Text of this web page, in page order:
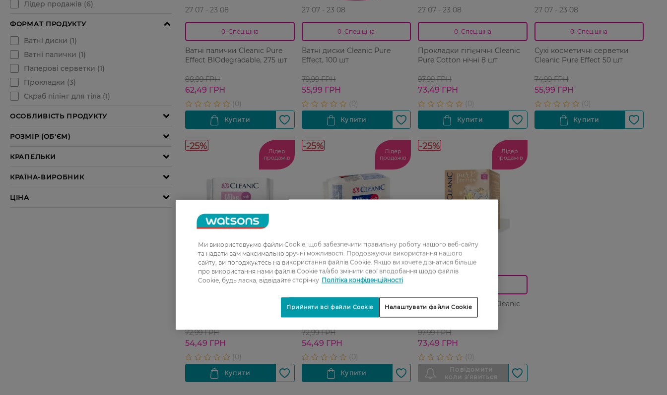
27 07 - 23 08
0_Спец.ціна
Ватнi палички Cleanic Pure
Effect BIOdegradable, 275 шт
88,99 ГРН
62,49 ГРН
27 07 - 23 08
0_Спец.ціна
Ватнi диски Cleanic Pure
Effect, 100 шт
79,99 ГРН
55,99 ГРН
27 07 - 23 08
0_Спец.ціна
Прокладки гігієнічні Cleanic
Pure Cotton нічні 8 шт
97,99 ГРН
73,49 ГРН
27 07 - 23 08
0_Спец.ціна
Сухі косметичні серветки
Cleanic Pure Effect 50 шт
74,99 ГРН
55,99 ГРН
-25%
Лідер
продажів
27 07 - 23 08
0_Спец.ціна
Гігієнічні прокладки CLEANIC
72,99 ГРН
54,49 ГРН
-25%
Лідер
продажів
27 07 - 23 08
0_Спец.ціна
Прокладки гігієнічні Cleanic
Soft Ultra нічні 8 шт
72,99 ГРН
54,49 ГРН
-25%
Лідер
продажів
27 07 - 23 08
Прокладки гігієнічні Cleanic
Pure 10 шт
97,99 ГРН
73,49 ГРН
Ми використовуємо файли Cookie, щоб забезпечити правильну роботу нашого веб-сайту
та надати вам максимально зручні можливості. Продовжуючи використання нашого
сайту, ви погоджуєтесь на використання файлів Cookie. Якщо ви хочете дізнатися більше
про використання нами файлів Cookie та/або змінити свої вподобання щодо файлів
Cookie, будь ласка, відвідайте сторінку Політіка конфіденційності
Налаштувати файли Cookie
Прийняти всі файли Cookie